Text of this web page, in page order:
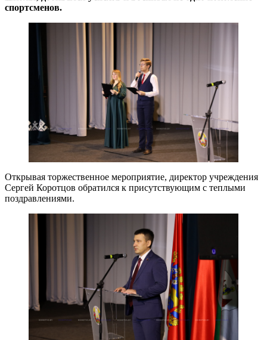
спортсменов.
Открывая торжественное мероприятие, директор учреждения
Сергей Коротцов обратился к присутствующим с теплыми
поздравлениями.